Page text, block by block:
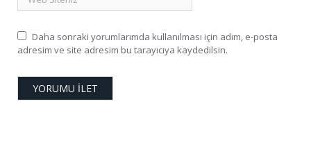
Daha sonraki yorumlarımda kullanılması için adım, e-posta
adresim ve site adresim bu tarayıcıya kaydedilsin.